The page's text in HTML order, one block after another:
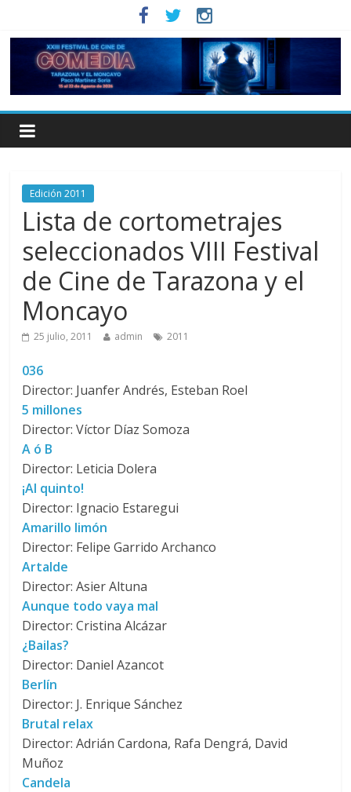
Edición 2011
Lista de cortometrajes
seleccionados VIII Festival
de Cine de Tarazona y el
Moncayo
25 julio, 2011 admin 2011
036
Director: Juanfer Andrés, Esteban Roel
5 millones
Director: Víctor Díaz Somoza
A ó B
Director: Leticia Dolera
¡Al quinto!
Director: Ignacio Estaregui
Amarillo limón
Director: Felipe Garrido Archanco
Artalde
Director: Asier Altuna
Aunque todo vaya mal
Director: Cristina Alcázar
¿Bailas?
Director: Daniel Azancot
Berlín
Director: J. Enrique Sánchez
Brutal relax
Director: Adrián Cardona, Rafa Dengrá, David
Muñoz
Candela